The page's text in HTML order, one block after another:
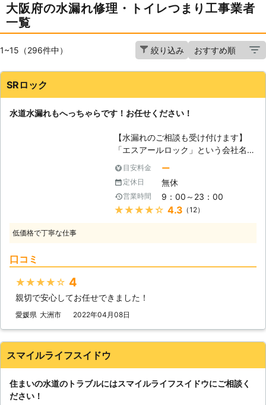
大阪府の水漏れ修理・トイレつまり工事業者
一覧
1~15（296件中） 絞り込み
SRロック
水道水漏れもへっちゃらです！お任せください！
【水漏れのご相談も受け付けます】
「エスアールロック」という会社名を
聞いて、「何だ、鍵の対応しかしてい
ないのか」と思われ立ち。ご安心くだ
さい。当社は鍵だけでなく、水道水漏
れやトイレ詰まりなどのご相談も受け
付けています。ですから、がっかりせ
いるということになります。1度水漏
れが発生すると、それだけでお住まい
ック」は、近畿エリアで活躍中。年中
目安料金 ー
定休日 無休
営業時間 9：00～23：00
★★★★★ 4.3 （12）
低価格で丁寧な仕事
口コミ
★★★★★ 4
親切で安心してお任せできました！
愛媛県 大洲市 2022年04月08日
スマイルライフスイドウ
住まいの水道のトラブルにはスマイルライフスイドウにご相談く
ださい！